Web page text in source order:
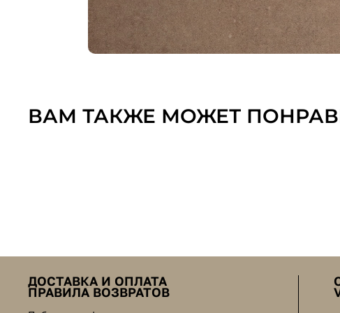
ВАМ ТАКЖЕ МОЖЕТ
ДОСТАВКА И ОПЛАТА
ПРАВИЛА ВОЗВРАТОВ